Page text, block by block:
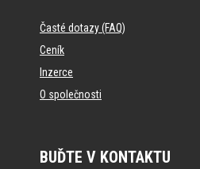
Časté dotazy (FAQ)
Ceník
Inzerce
O společnosti
BUĎTE V KONTAKTU